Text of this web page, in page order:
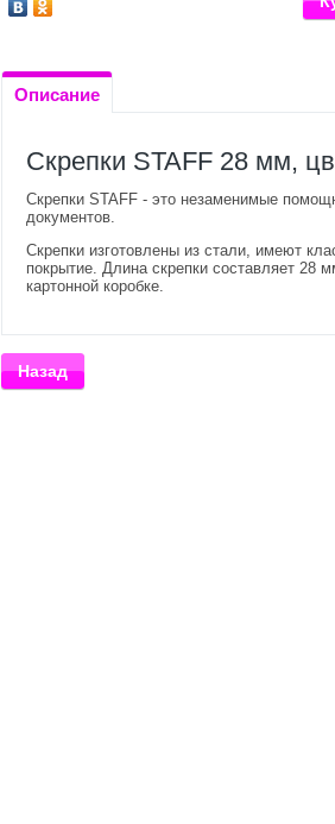
Описание
Скрепки STAFF 28 мм,
Скрепки STAFF - это незаменимые
документов.
Скрепки изготовлены из стали, имеют
покрытие. Длина скрепки составляет
картонной коробке.
Назад